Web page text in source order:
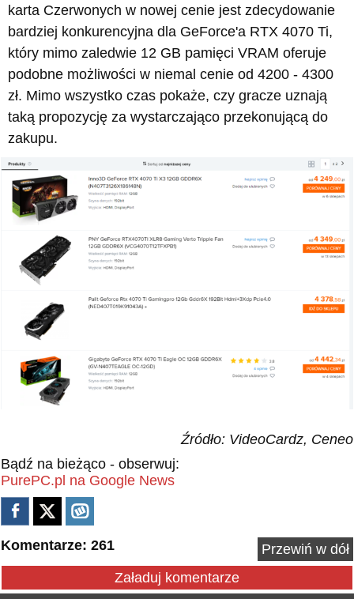
karta Czerwonych w nowej cenie jest zdecydowanie
bardziej konkurencyjna dla GeForce'a RTX 4070 Ti,
który mimo zaledwie 12 GB pamięci VRAM oferuje
podobne możliwości w niemal cenie od 4200 - 4300
zł. Mimo wszystko czas pokaże, czy gracze uznają
taką propozycję za wystarczająco przekonującą do
zakupu.
Źródło: VideoCardz, Ceneo
Bądź na bieżąco - obserwuj:
PurePC.pl na Google News
Komentarze: 261
Przewiń w dół
Załaduj komentarze